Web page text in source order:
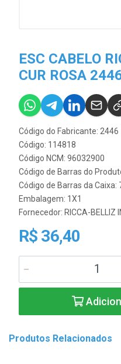
ESC CABELO
CUR ROSA
Código do Fabricante: 2446
Código: 114818
Código NCM: 96032900
Código de Barras do
Código de Barras da Caixa:
Embalagem: 1X1
Fornecedor: RICCA-BELLIZ
R$ 36,40
Produtos Relacionados